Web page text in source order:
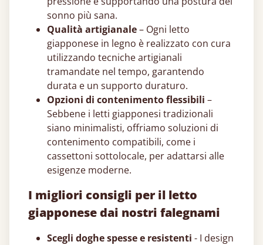
sonno più sana.
Qualità artigianale– Ogni letto
giapponese​ in legno è realizzato con cura
utilizzando tecniche artigianali
tramandate nel tempo, garantendo
durata e un supporto duraturo.
Opzioni di contenimento flessibili –
Sebbene i letti giapponesi​ tradizionali
siano minimalisti, offriamo soluzioni di
contenimento compatibili, come i
cassettoni sottolocale, per adattarsi alle
esigenze moderne.
I migliori consigli per il letto
giapponese​ dai nostri falegnami
Scegli doghe spesse e resistenti - I design